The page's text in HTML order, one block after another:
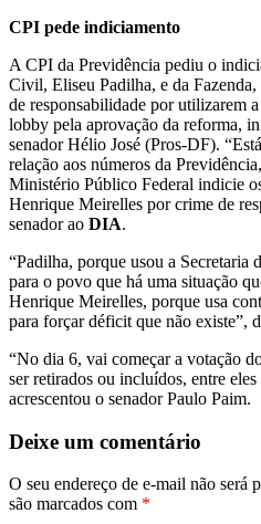
CPI pede indiciamento
A CPI da Previdência pediu o
Civil, Eliseu Padilha, e da
de responsabilidade por utilizarem
lobby pela aprovação da reforma,
senador Hélio José (Pros-DF).
relação aos números da
Ministério Público Federal indicie
Henrique Meirelles por crime de
senador ao DIA.
“Padilha, porque usou a Secretaria
para o povo que há uma situação
Henrique Meirelles, porque usa
para forçar déficit que não existe”,
“No dia 6, vai começar a votação
ser retirados ou incluídos, entre
acrescentou o senador Paulo Paim.
Deixe um comentário
O seu endereço de e-mail não será
são marcados com *